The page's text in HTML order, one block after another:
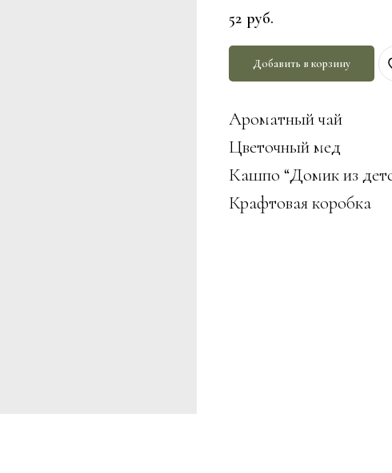
52 руб.
Добавить в корзину
Ароматный чай
Цветочный мед
Кашпо “Домик из
Крафтовая коробка